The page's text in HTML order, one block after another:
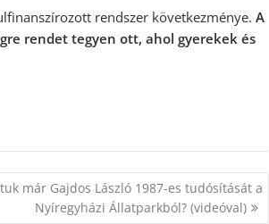
rendszer következménye. A
rendet tegyen ott, ahol gyerekek és
már Gajdos László 1987-es tudósítását a
Nyíregyházi Állatparkból? (videóval)